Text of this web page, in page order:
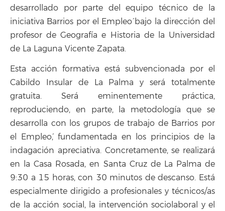
desarrollado por parte del equipo técnico de la
iniciativa `Barrios por el Empleo´ bajo la dirección del
profesor de Geografía e Historia de la Universidad
de La Laguna Vicente Zapata.
Esta acción formativa está subvencionada por el
Cabildo Insular de La Palma y será totalmente
gratuita. Será eminentemente práctica,
reproduciendo, en parte, la metodología que se
desarrolla con los grupos de trabajo de `Barrios por
el Empleo´, fundamentada en los principios de la
indagación apreciativa. Concretamente, se realizará
en la Casa Rosada, en Santa Cruz de La Palma de
9:30 a 15 horas, con 30 minutos de descanso. Está
especialmente dirigido a profesionales y técnicos/as
de la acción social, la intervención sociolaboral y el